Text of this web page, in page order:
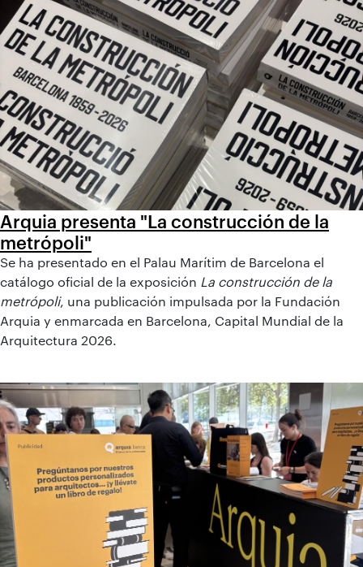
Arquia presenta "La construcción de la
metrópoli"
Se ha presentado en el Palau Marítim de Barcelona el
catálogo oficial de la exposición La construcción de la
metrópoli, una publicación impulsada por la Fundación
Arquia y enmarcada en Barcelona, Capital Mundial de la
Arquitectura 2026.